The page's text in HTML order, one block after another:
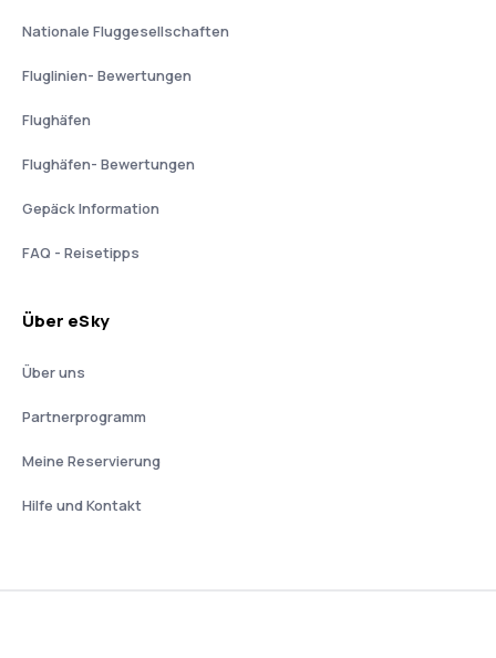
Nationale Fluggesellschaften
Fluglinien- Bewertungen
Flughäfen
Flughäfen- Bewertungen
Gepäck Information
FAQ - Reisetipps
Über eSky
Über uns
Partnerprogramm
Meine Reservierung
Hilfe und Kontakt